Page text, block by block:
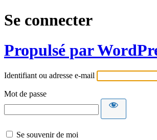
Se connecter
Propulsé par
Identifiant ou adresse e-mail
Mot de passe
Se souvenir de moi